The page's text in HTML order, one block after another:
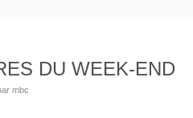
DU WEEK-END
mbc